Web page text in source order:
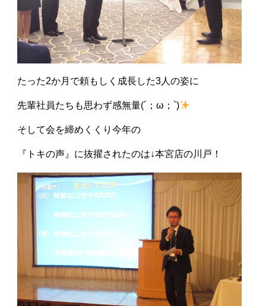
たった2か月で頼もしく成長した3人の姿に
先輩社員たちも思わず感無量(´；ω；`)
そして会を締めくくり今年の
『トキの声』に抜擢されたのは↓本宮店の川戸！